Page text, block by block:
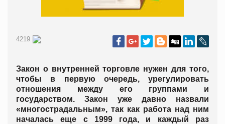
4219
Закон о внутренней торговле нужен для того,
чтобы в первую очередь, урегулировать
отношения между его группами и
государством. Закон уже давно назвали
«многострадальным», так как работа над ним
началась еще с 1999 года, и каждый раз